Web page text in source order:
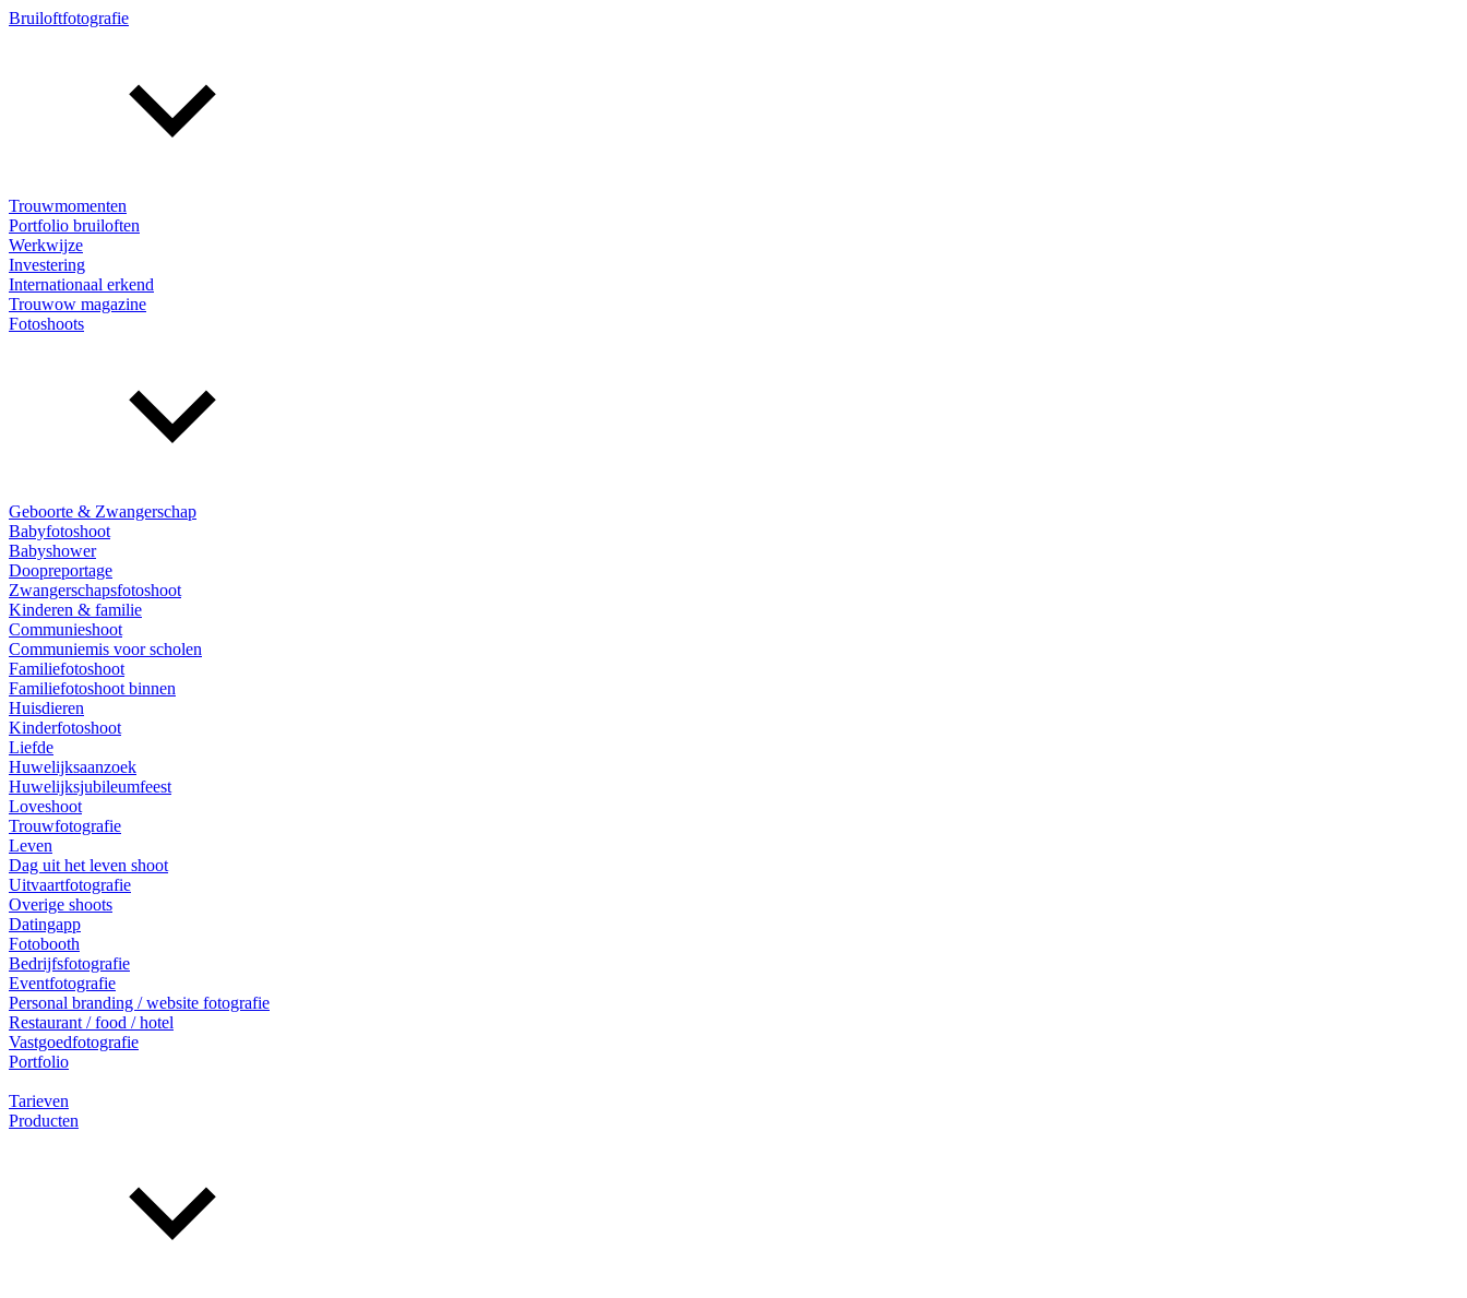
Bruiloftfotografie
Trouwmomenten
Portfolio bruiloften
Werkwijze
Investering
Internationaal erkend
Trouwow magazine
Fotoshoots
Geboorte & Zwangerschap
Babyfotoshoot
Babyshower
Doopreportage
Zwangerschapsfotoshoot
Kinderen & familie
Communieshoot
Communiemis voor scholen
Familiefotoshoot
Familiefotoshoot binnen
Huisdieren
Kinderfotoshoot
Liefde
Huwelijksaanzoek
Huwelijksjubileumfeest
Loveshoot
Trouwfotografie
Leven
Dag uit het leven shoot
Uitvaartfotografie
Overige shoots
Datingapp
Fotobooth
Bedrijfsfotografie
Eventfotografie
Personal branding / website fotografie
Restaurant / food / hotel
Vastgoedfotografie
Portfolio
Tarieven
Producten